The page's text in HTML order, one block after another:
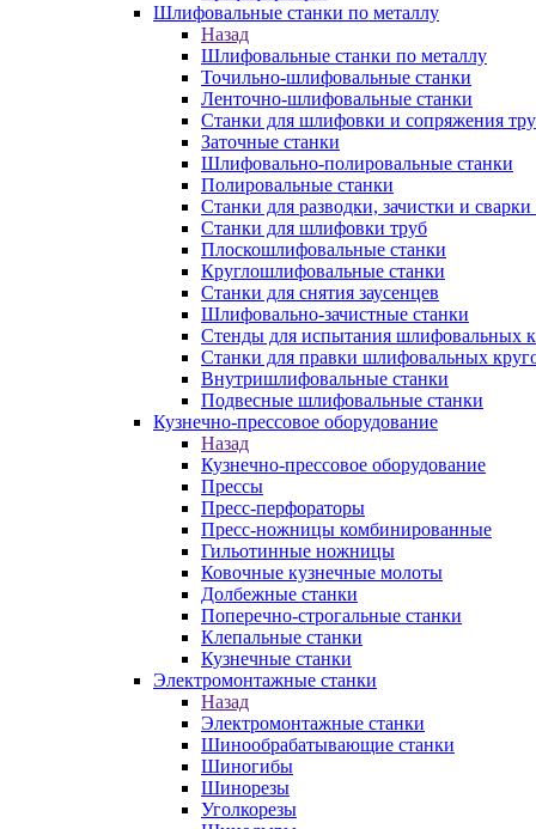
Шлифовальные станки по металлу
Назад
Шлифовальные станки по металлу
Точильно-шлифовальные станки
Ленточно-шлифовальные станки
Станки для шлифовки и сопряжения
Заточные станки
Шлифовально-полировальные станки
Полировальные станки
Станки для разводки, зачистки и сварки
Станки для шлифовки труб
Плоскошлифовальные станки
Круглошлифовальные станки
Станки для снятия заусенцев
Шлифовально-зачистные станки
Стенды для испытания шлифовальных
Станки для правки шлифовальных
Внутришлифовальные станки
Подвесные шлифовальные станки
Кузнечно-прессовое оборудование
Назад
Кузнечно-прессовое оборудование
Прессы
Пресс-перфораторы
Пресс-ножницы комбинированные
Гильотинные ножницы
Ковочные кузнечные молоты
Долбежные станки
Поперечно-строгальные станки
Клепальные станки
Кузнечные станки
Электромонтажные станки
Назад
Электромонтажные станки
Шинообрабатывающие станки
Шиногибы
Шинорезы
Уголкорезы